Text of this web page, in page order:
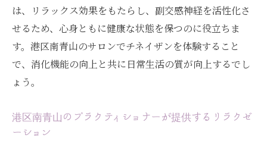
は、リラックス効果をもたらし、副交感神経を活性化さ
せるため、心身ともに健康な状態を保つのに役立ちま
す。港区南青山のサロンでチネイザンを体験すること
で、消化機能の向上と共に日常生活の質が向上するでし
ょう。
港区南青山のプラクティショナーが提供するリラクゼ
ーション